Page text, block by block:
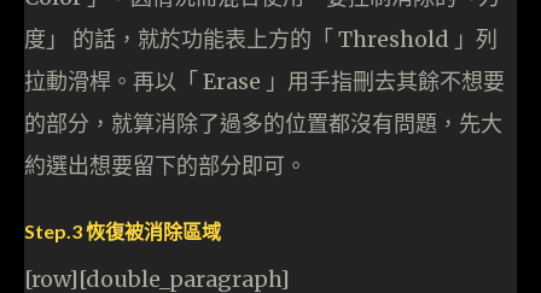
度」 的話，就於功能表上方的「 Threshold 」列
拉動滑桿。再以「 Erase 」用手指刪去其餘不想要
的部分，就算消除了過多的位置都沒有問題，先大
約選出想要留下的部分即可。
Step.3 恢復被消除區域
[row][double_paragraph]